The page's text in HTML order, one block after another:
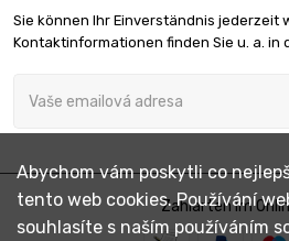
průměr : 4mm
(≈5/32 inch)
1
délka : 50 Meter
(≈5/32 inch)
délka : 25 Meter
průměr : 4.76mm
2
Sie können Ihr Einverständnis jederzeit
Kontaktinformationen finden Sie u. a. in
Zahlarten im
Abychom vám poskytli co
tento web cookies. Používání
souhlasíte s naším používáním